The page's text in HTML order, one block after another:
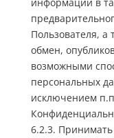
Пользователя, а
обмен,
возможными
персональных
исключением
6.2.3.